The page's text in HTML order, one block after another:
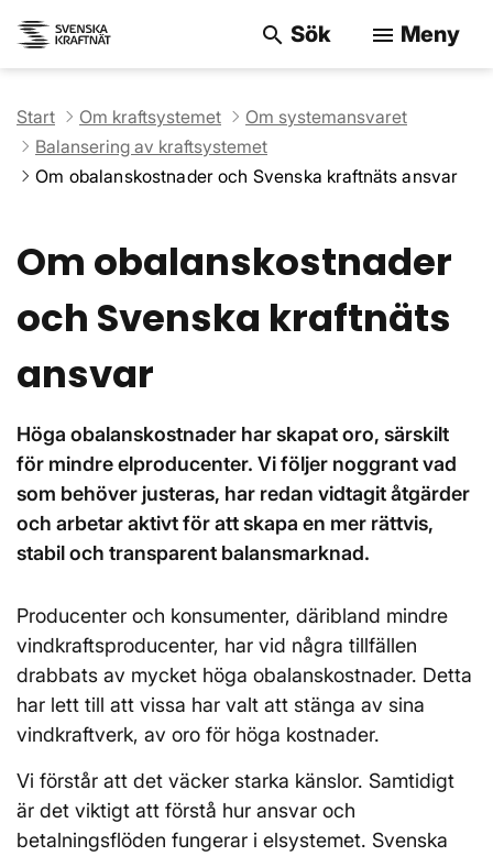
search Sök menu Meny
Start Om kraftsystemet
Om systemansvaret
Balansering av kraftsystemet
Om obalanskostnader och Svenska kraftnäts ansvar
Om obalanskostnader
och Svenska kraftnäts
ansvar
Höga obalanskostnader har skapat oro, särskilt
för mindre elproducenter. Vi följer noggrant vad
som behöver justeras, har redan vidtagit åtgärder
och arbetar aktivt för att skapa en mer rättvis,
stabil och transparent balansmarknad.
Producenter och konsumenter, däribland mindre
vindkraftsproducenter, har vid några tillfällen
drabbats av mycket höga obalanskostnader. Detta
har lett till att vissa har valt att stänga av sina
vindkraftverk, av oro för höga kostnader.
Vi förstår att det väcker starka känslor. Samtidigt
är det viktigt att förstå hur ansvar och
betalningsflöden fungerar i elsystemet. Svenska